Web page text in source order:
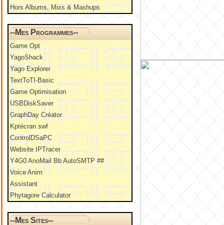
Hors Albums, Mixs & Mashups
--Mes Programmes--
Game Opt
YagoShack
Yago Explorer
TextToTI-Basic
Game Optimisation
USBDiskSaver
GraphDay Créator
Kptécran swf
ControlDSaPC
Website IPTracer
Y4G0 AnoMail Bb AutoSMTP ##
Voice Anim
Assistant
Phytagore Calculator
--Mes Sites--